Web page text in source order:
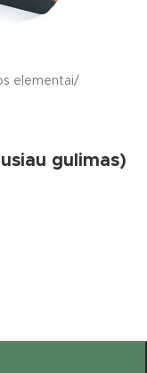
elementai/
gulimas)